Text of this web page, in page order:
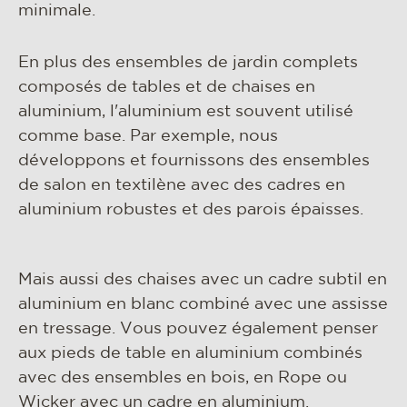
minimale.
En plus des ensembles de jardin complets
composés de tables et de chaises en
aluminium, l'aluminium est souvent utilisé
comme base. Par exemple, nous
développons et fournissons des ensembles
de salon en textilène avec des cadres en
aluminium robustes et des parois épaisses.
Mais aussi des chaises avec un cadre subtil en
aluminium en blanc combiné avec une assisse
en tressage. Vous pouvez également penser
aux pieds de table en aluminium combinés
avec des ensembles en bois, en Rope ou
Wicker avec un cadre en aluminium.